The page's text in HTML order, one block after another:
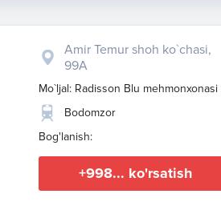
Amir Temur shoh ko`chasi,
99A
Mo`ljal: Radisson Blu mehmonxonasi
Bodomzor
Bog'lanish:
+998... ko'rsatish